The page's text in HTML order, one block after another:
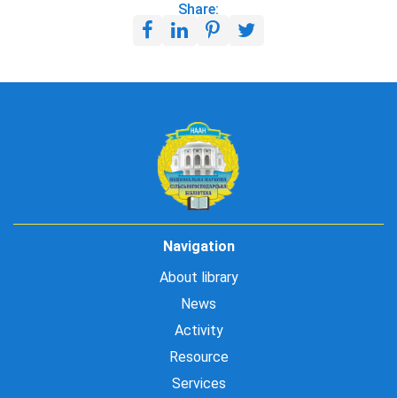
Share:
Navigation
About library
News
Activity
Resource
Services